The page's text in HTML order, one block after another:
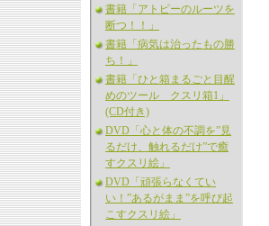
書籍「アトピーのルーツを
断つ！！」
書籍「病気は治ったもの勝
ち！」
書籍「ひと箱まるごと目醒
めのツール クスリ箱1」
(CD付き)
DVD「心と体の不調を”見
るだけ、触れるだけ”で癒
すクスリ絵」
DVD「頑張らなくてい
い！”あるがまま”を呼び起
こすクスリ絵」